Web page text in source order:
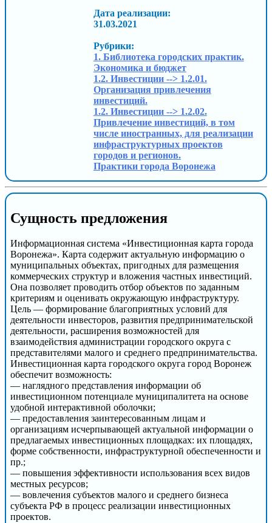
Дата реализации:
31.03.2021
Рубрики:
1. Библиотека городских практик.
Экономика и бюджет
1.2. Инвестиции --> 1.2.01.
Организация привлечения
инвестиций.
1.2. Инвестиции --> 1.2.02.
Привлечение инвестиций, в том
числе иностранных, для реализации
инфраструктурных проектов
городов и регионов.
Практики города Воронежа
Сущность предложения
Информационная система «Инвестиционная карта города
Воронежа». Карта содержит актуальную информацию о
муниципальных объектах, пригодных для размещения
коммерческих структур и вложения частных инвестиций.
Она позволяет проводить отбор объектов по заданным
критериям и оценивать окружающую инфраструктуру.
Цель — формирование благоприятных условий для
деятельности инвесторов, развития предпринимательской
деятельности, расширения возможностей для
взаимодействия администрации городского округа с
представителями малого и среднего предпринимательства.
Инвестиционная карта городского округа город Воронеж
обеспечит возможность:
— наглядного представления информации об
инвестиционном потенциале муниципалитета на основе
удобной интерактивной оболочки;
— предоставления заинтересованным лицам и
организациям исчерпывающей актуальной информации о
предлагаемых инвестиционных площадках: их площадях,
форме собственности, инфраструктурной обеспеченности и
пр.;
— повышения эффективности использования всех видов
местных ресурсов;
— вовлечения субъектов малого и среднего бизнеса
субъекта РФ в процесс реализации инвестиционных
проектов.